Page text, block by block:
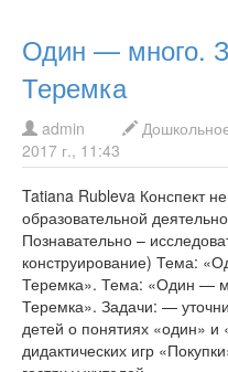
Один — много.
Теремка
admin
2017 г., 11:43
Tatiana Rubleva Конспект
образовательной
Познавательно –
конструирование) Тема:
Теремка». Тема: «Один —
Теремка». Задачи: —
детей о понятиях «один» и
дидактических игр